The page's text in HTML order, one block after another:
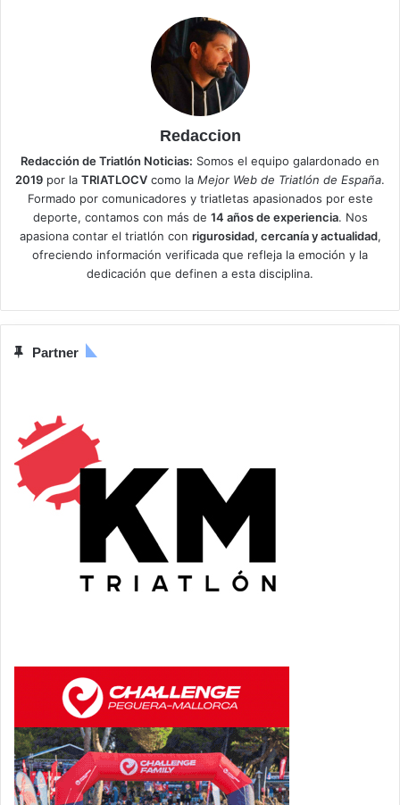
Redaccion
Redacción de Triatlón Noticias: Somos el equipo galardonado en
2019 por la TRIATLOCV como la Mejor Web de Triatlón de España.
Formado por comunicadores y triatletas apasionados por este
deporte, contamos con más de 14 años de experiencia. Nos
apasiona contar el triatlón con rigurosidad, cercanía y actualidad,
ofreciendo información verificada que refleja la emoción y la
dedicación que definen a esta disciplina.
Partner